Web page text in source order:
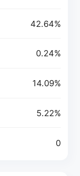
42.64%
0.24%
14.09%
5.22%
0